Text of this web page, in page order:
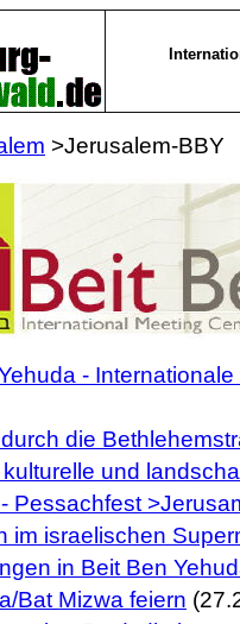
>Jerusalem-BBY
-
die
und
Pessachfest
im israelischen
in Beit Ben
Bat Mizwa feiern